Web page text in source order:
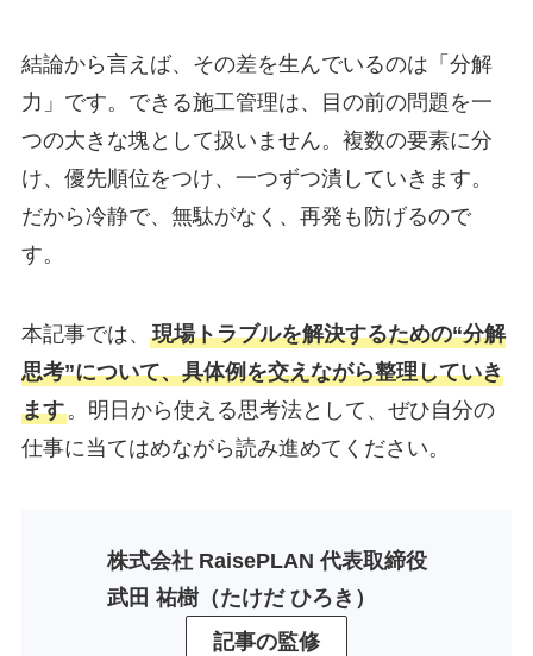
結論から言えば、その差を生んでいるのは「分解
力」です。できる施工管理は、目の前の問題を一
つの大きな塊として扱いません。複数の要素に分
け、優先順位をつけ、一つずつ潰していきます。
だから冷静で、無駄がなく、再発も防げるので
す。
本記事では、 現場トラブルを解決するための“分解
思考”について、具体例を交えながら整理していき
ます。明日から使える思考法として、ぜひ自分の
仕事に当てはめながら読み進めてください。
株式会社 RaisePLAN 代表取締役
武田 祐樹（たけだ ひろき）
記事の監修